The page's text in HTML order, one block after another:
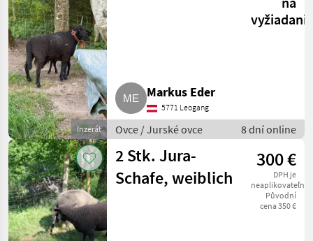
Inzerát
Markus Eder
5771 Leogang
Ovce / Jurské ovce 8 dní online
2 Stk. Jura-
Schafe, weiblich
300 €
DPH je
neaplikovateľné
Původní
cena 350 €